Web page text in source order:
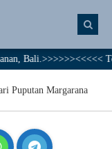
Puputan Margarana